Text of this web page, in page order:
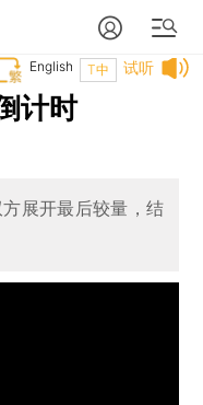
试听
T中
English
计时
展开最后较量，结